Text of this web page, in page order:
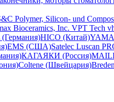
Polymer, Silicon- und
Bioceramics, Inc. VPT Tech
HICO (Китай)
EMS (США)Satelec Luscan
КАГАЯКИ (Россия)
Coltene (Швейцария)